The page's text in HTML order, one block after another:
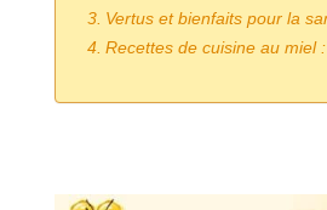
Vertus et bienfaits pour la
Recettes de cuisine au miel :